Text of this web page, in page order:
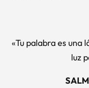
«Tu palabra es una
luz